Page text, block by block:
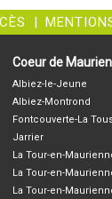
Coeur de
Albiez-le-Jeune
Albiez-Montrond
Fontcouverte-La
Jarrier
La Tour-en-
La Tour-en-
La Tour-en-